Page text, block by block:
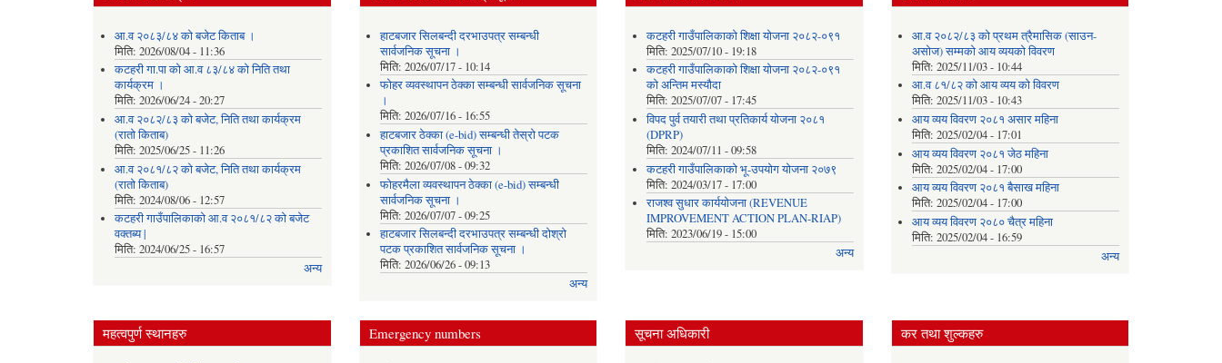
आ.व २०८३/८४ को बजेट किताब ।
मिति: 2026/08/04 - 11:36
कटहरी गा.पा को आ.व ८३/८४ को निति तथा
कार्यक्रम ।
मिति: 2026/06/24 - 20:27
आ.व २०८२/८३ को बजेट, निति तथा कार्यक्रम
(रातो किताब)
मिति: 2025/06/25 - 11:26
आ.व २०८१/८२ को बजेट, निति तथा कार्यक्रम
(रातो किताब)
मिति: 2024/08/06 - 12:57
कटहरी गाउँपालिकाको आ.व २०८१/८२ को बजेट
वक्तब्य |
मिति: 2024/06/25 - 16:57
अन्य
हाटबजार सिलबन्दी दरभाउपत्र सम्बन्धी
सार्वजनिक सूचना ।
मिति:2026/07/17 - 10:14
फोहर व्यवस्थापन ठेक्का सम्बन्धी सार्वजनिक सूचना
।
मिति:2026/07/16 - 16:55
हाटबजार ठेक्का (e-bid) सम्बन्धी तेस्रो पटक
प्रकाशित सार्वजनिक सूचना ।
मिति:2026/07/08 - 09:32
फोहरमैला व्यवस्थापन ठेक्का (e-bid) सम्बन्धी
सार्वजनिक सूचना ।
मिति:2026/07/07 - 09:25
हाटबजार सिलबन्दी दरभाउपत्र सम्बन्धी दोश्रो
पटक प्रकाशित सार्वजनिक सूचना ।
मिति:2026/06/26 - 09:13
अन्य
कटहरी गाउँपालिकाको शिक्षा योजना २०८२-०९१
मिति: 2025/07/10 - 19:18
कटहरी गाउँपालिकाको शिक्षा योजना २०८२-०९१
को अन्तिम मस्यौदा
मिति: 2025/07/07 - 17:45
विपद पुर्व तयारी तथा प्रतिकार्य योजना २०८१
(DPRP)
मिति: 2024/07/11 - 09:58
कटहरी गाउँपालिकाको भू-उपयोग योजना २०७९
मिति: 2024/03/17 - 17:00
राजश्व सुधार कार्ययोजना (REVENUE
IMPROVEMENT ACTION PLAN-RIAP)
मिति: 2023/06/19 - 15:00
अन्य
आ.व २०८२/८३ को प्रथम त्रैमासिक (साउन-
असोज) सम्मको आय व्ययको विवरण
मिति:2025/11/03 - 10:44
आ.व ८१/८२ को आय व्यय को विवरण
मिति:2025/11/03 - 10:43
आय व्यय विवरण २०८१ असार महिना
मिति:2025/02/04 - 17:01
आय व्यय विवरण २०८१ जेठ महिना
मिति:2025/02/04 - 17:00
आय व्यय विवरण २०८१ बैसाख महिना
मिति:2025/02/04 - 17:00
आय व्यय विवरण २०८० चैत्र महिना
मिति:2025/02/04 - 16:59
अन्य
महत्वपुर्ण स्थानहरु Emergency numbers सूचना अधिकारी कर तथा शुल्कहरु